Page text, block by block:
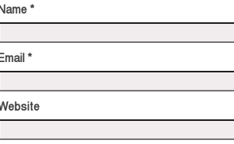
Name *
Email *